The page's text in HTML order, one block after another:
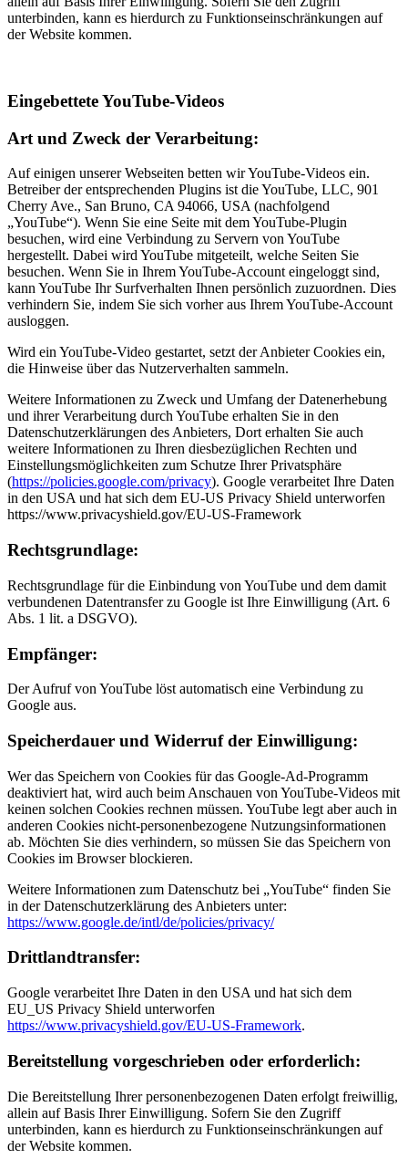
unterbinden, kann es hierdurch zu Funktionseinschränkungen auf
der Website kommen.
Eingebettete YouTube-Videos
Art und Zweck der Verarbeitung:
Auf einigen unserer Webseiten betten wir YouTube-Videos ein.
Betreiber der entsprechenden Plugins ist die YouTube, LLC, 901
Cherry Ave., San Bruno, CA 94066, USA (nachfolgend
„YouTube“). Wenn Sie eine Seite mit dem YouTube-Plugin
besuchen, wird eine Verbindung zu Servern von YouTube
hergestellt. Dabei wird YouTube mitgeteilt, welche Seiten Sie
besuchen. Wenn Sie in Ihrem YouTube-Account eingeloggt sind,
kann YouTube Ihr Surfverhalten Ihnen persönlich zuzuordnen. Dies
verhindern Sie, indem Sie sich vorher aus Ihrem YouTube-Account
ausloggen.
Wird ein YouTube-Video gestartet, setzt der Anbieter Cookies ein,
die Hinweise über das Nutzerverhalten sammeln.
Weitere Informationen zu Zweck und Umfang der Datenerhebung
und ihrer Verarbeitung durch YouTube erhalten Sie in den
Datenschutzerklärungen des Anbieters, Dort erhalten Sie auch
weitere Informationen zu Ihren diesbezüglichen Rechten und
Einstellungsmöglichkeiten zum Schutze Ihrer Privatsphäre
(https://policies.google.com/privacy). Google verarbeitet Ihre Daten
in den USA und hat sich dem EU-US Privacy Shield unterworfen
https://www.privacyshield.gov/EU-US-Framework
Rechtsgrundlage:
Rechtsgrundlage für die Einbindung von YouTube und dem damit
verbundenen Datentransfer zu Google ist Ihre Einwilligung (Art. 6
Abs. 1 lit. a DSGVO).
Empfänger:
Der Aufruf von YouTube löst automatisch eine Verbindung zu
Google aus.
Speicherdauer und Widerruf der Einwilligung:
Wer das Speichern von Cookies für das Google-Ad-Programm
deaktiviert hat, wird auch beim Anschauen von YouTube-Videos mit
keinen solchen Cookies rechnen müssen. YouTube legt aber auch in
anderen Cookies nicht-personenbezogene Nutzungsinformationen
ab. Möchten Sie dies verhindern, so müssen Sie das Speichern von
Cookies im Browser blockieren.
Weitere Informationen zum Datenschutz bei „YouTube“ finden Sie
in der Datenschutzerklärung des Anbieters unter:
https://www.google.de/intl/de/policies/privacy/
Drittlandtransfer:
Google verarbeitet Ihre Daten in den USA und hat sich dem
EU_US Privacy Shield unterworfen
https://www.privacyshield.gov/EU-US-Framework.
Bereitstellung vorgeschrieben oder erforderlich:
Die Bereitstellung Ihrer personenbezogenen Daten erfolgt freiwillig,
allein auf Basis Ihrer Einwilligung. Sofern Sie den Zugriff
unterbinden, kann es hierdurch zu Funktionseinschränkungen auf
der Website kommen.